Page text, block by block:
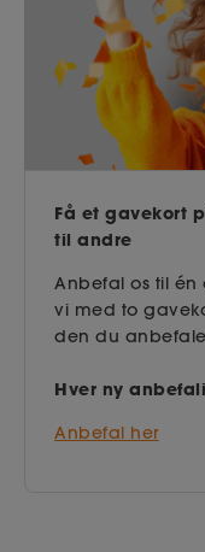
Få et gavekort
til andre
Anbefal os til én
vi med to
den du
Hver ny
Anbefal her